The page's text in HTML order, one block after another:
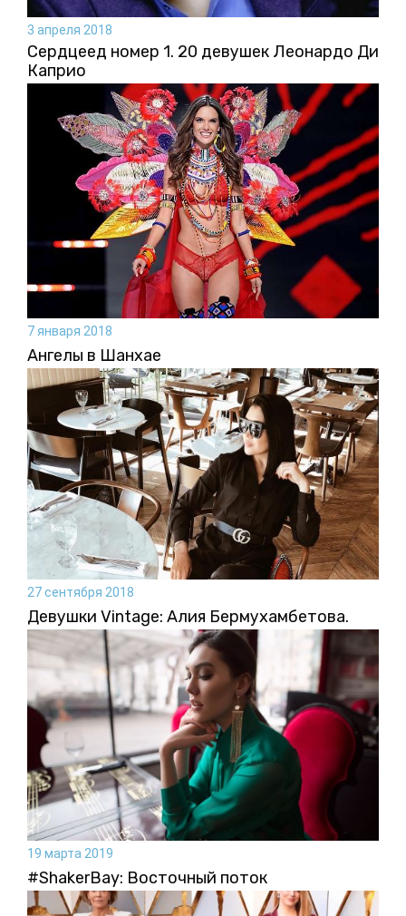
3 апреля 2018
Сердцеед номер 1. 20 девушек Леонардо Ди
Каприо
7 января 2018
Ангелы в Шанхае
27 сентября 2018
Девушки Vintage: Алия Бермухамбетова.
19 марта 2019
#ShakerBay: Восточный поток